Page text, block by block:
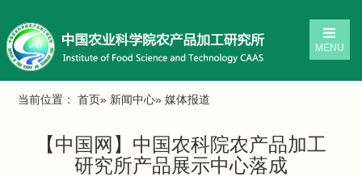
MENU
当前位置：首页» 新闻中心» 媒体报道
【中国网】中国农科院农产品加工
研究所产品展示中心落成